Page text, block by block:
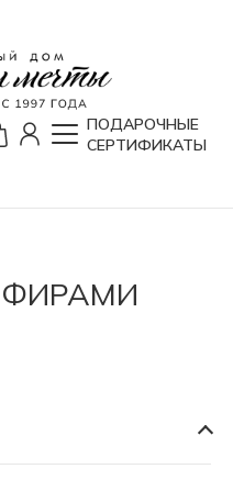
ПОДАРОЧНЫЕ
СЕРТИФИКАТЫ